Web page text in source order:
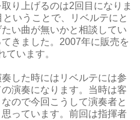
り上げるのは2回目になりま
いうことで、リベルテにと
い曲が無いかと相談してい
きました。2007年に販売を
ています。
した時にはリベルテには参
演奏になります。当時は客
ので今回こうして演奏者と
っています。前回は指揮者